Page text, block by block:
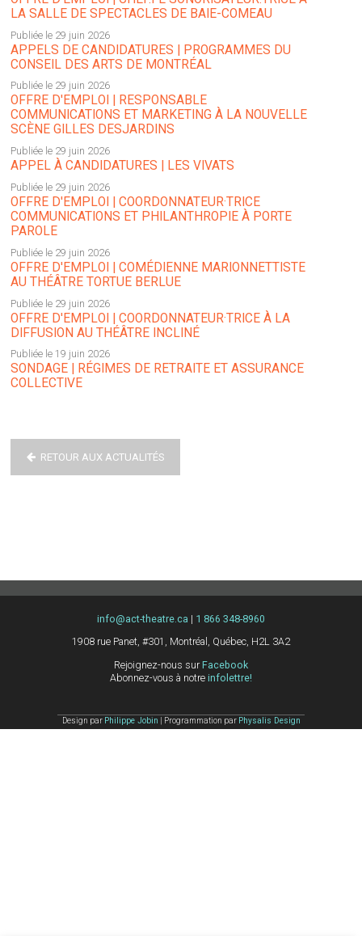
LA SALLE DE SPECTACLES DE BAIE-COMEAU
Publiée le 29 juin 2026
APPELS DE CANDIDATURES | PROGRAMMES DU
CONSEIL DES ARTS DE MONTRÉAL
Publiée le 29 juin 2026
OFFRE D'EMPLOI | RESPONSABLE
COMMUNICATIONS ET MARKETING À LA NOUVELLE
SCÈNE GILLES DESJARDINS
Publiée le 29 juin 2026
APPEL À CANDIDATURES | LES VIVATS
Publiée le 29 juin 2026
OFFRE D'EMPLOI | COORDONNATEUR·TRICE
COMMUNICATIONS ET PHILANTHROPIE À PORTE
PAROLE
Publiée le 29 juin 2026
OFFRE D'EMPLOI | COMÉDIENNE MARIONNETTISTE
AU THÉÂTRE TORTUE BERLUE
Publiée le 29 juin 2026
OFFRE D'EMPLOI | COORDONNATEUR·TRICE À LA
DIFFUSION AU THÉÂTRE INCLINÉ
Publiée le 19 juin 2026
SONDAGE | RÉGIMES DE RETRAITE ET ASSURANCE
COLLECTIVE
RETOUR AUX ACTUALITÉS
info@act-theatre.ca | 1 866 348-8960
1908 rue Panet, #301, Montréal, Québec, H2L 3A2
Rejoignez-nous surFacebook
Abonnez-vous à notre infolettre!
Design par Philippe Jobin | Programmation par Physalis Design